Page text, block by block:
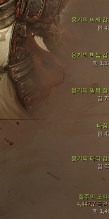
용기의 미늘 갑
힘
용기의 팔목 장
힘
용기의 어깨 갑
힘
용기의 다리 갑
힘
질주의 도리
4,447.7 공격
힘
나침
힘